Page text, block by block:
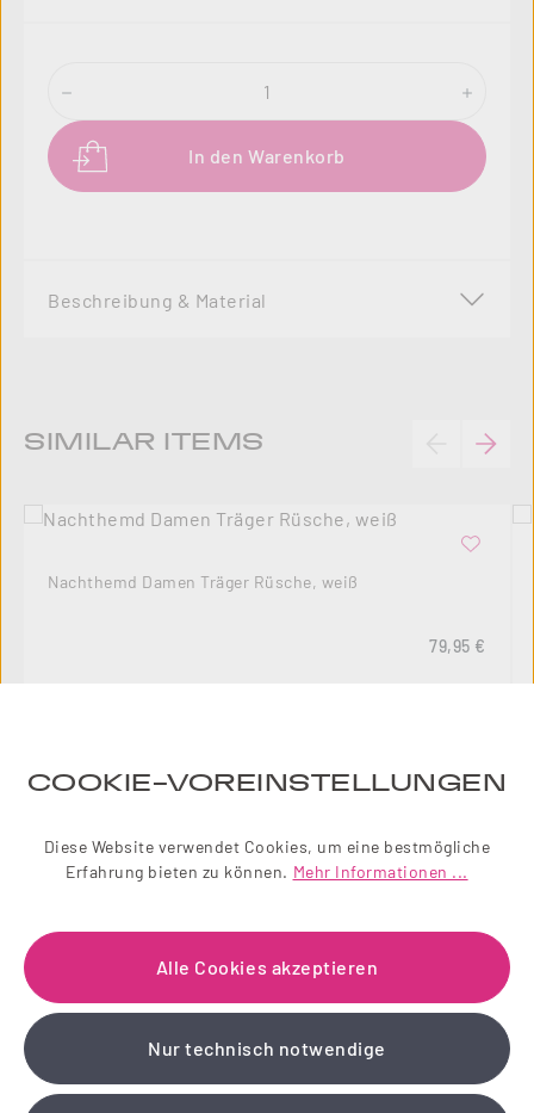
Produkt Anzahl: Gib den gewünschten
In den Warenkorb
Beschreibung & Material
Produktgalerie überspringen
SIMILAR ITEMS
Nachthemd Damen Träger Rüsche, weiß
Regulärer
79,95 €
10%
COOKIE-VOREINSTELLUNGEN
Diese Website verwendet Cookies, um eine bestmögliche
Erfahrung bieten zu können. Mehr Informationen ...
Alle Cookies akzeptieren
Nur technisch notwendige